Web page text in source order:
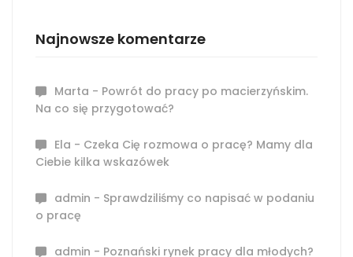
Najnowsze komentarze
Marta - Powrót do pracy po macierzyńskim.
Na co się przygotować?
Ela - Czeka Cię rozmowa o pracę? Mamy dla
Ciebie kilka wskazówek
admin - Sprawdziliśmy co napisać w podaniu
o pracę
admin - Poznański rynek pracy dla młodych?